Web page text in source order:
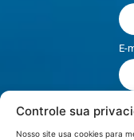
Controle sua
Nosso site usa cookies para
E-